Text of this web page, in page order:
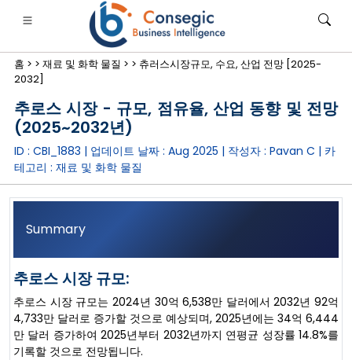
·금융·보험• 소비재 • 에너지 및 전력 • 식품 및 음료
• 사례 연구
홈 > > 재료 및 화학 물질 > > 츄러스시장규모, 수요, 산업 전망 [2025-
2032]
추로스 시장 - 규모, 점유율, 산업 동향 및 전망
(2025~2032년)
ID : CBI_1883 | 업데이트 날짜 : Aug 2025 | 작성자 : Pavan C | 카
테고리 : 재료 및 화학 물질
Summary
추로스 시장 규모:
추로스 시장 규모는 2024년 30억 6,538만 달러에서 2032년 92억
4,733만 달러로 증가할 것으로 예상되며, 2025년에는 34억 6,444
만 달러 증가하여 2025년부터 2032년까지 연평균 성장률 14.8%를
기록할 것으로 전망됩니다.